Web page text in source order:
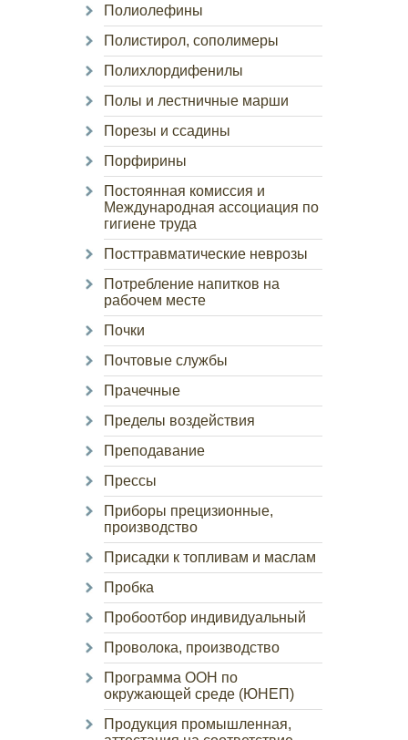
Полиолефины
Полистирол, сополимеры
Полихлордифенилы
Полы и лестничные марши
Порезы и ссадины
Порфирины
Постоянная комиссия и
Международная ассоциация по
гигиене труда
Посттравматические неврозы
Потребление напитков на
рабочем месте
Почки
Почтовые службы
Прачечные
Пределы воздействия
Преподавание
Прессы
Приборы прецизионные,
производство
Присадки к топливам и маслам
Пробка
Пробоотбор индивидуальный
Проволока, производство
Программа ООН по
окружающей среде (ЮНЕП)
Продукция промышленная,